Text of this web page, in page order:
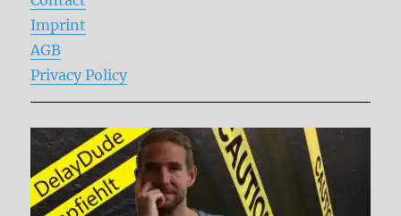
Imprint
AGB
Privacy Policy